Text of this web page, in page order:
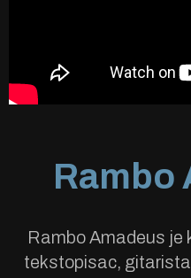
Rambo
Rambo Amadeus je
tekstopisac,